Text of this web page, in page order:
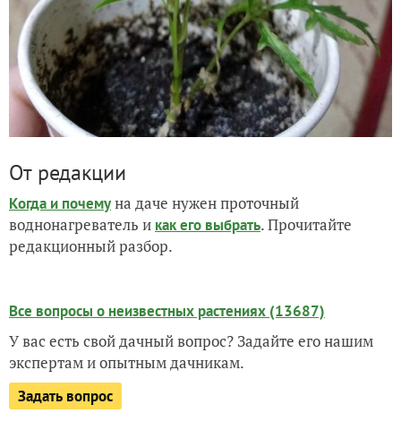
От редакции
Когда и почемуна даче нужен проточный
воднонагреватель и как его выбрать. Прочитайте
редакционный разбор.
Все вопросы о неизвестных растениях (13687)
У вас есть свой дачный вопрос? Задайте его нашим
экспертам и опытным дачникам.
Задать вопрос